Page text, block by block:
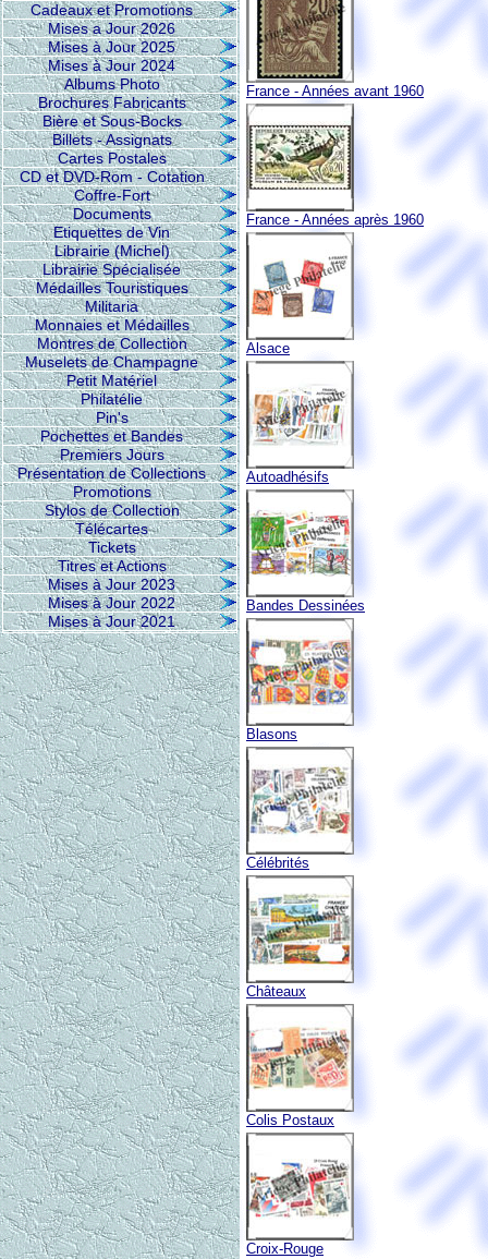
Cadeaux et Promotions
Mises a Jour 2026
Mises à Jour 2025
Mises à Jour 2024
Albums Photo
Brochures Fabricants
Bière et Sous-Bocks
Billets - Assignats
Cartes Postales
CD et DVD-Rom - Cotation
Coffre-Fort
Documents
Etiquettes de Vin
Librairie (Michel)
Librairie Spécialisée
Médailles Touristiques
Militaria
Monnaies et Médailles
Montres de Collection
Muselets de Champagne
Petit Matériel
Philatélie
Pin's
Pochettes et Bandes
Premiers Jours
Présentation de Collections
Promotions
Stylos de Collection
Télécartes
Tickets
Titres et Actions
Mises à Jour 2023
Mises à Jour 2022
Mises à Jour 2021
France - Années avant 1960
France - Années après 1960
Alsace
Autoadhésifs
Bandes Dessinées
Blasons
Célébrités
Châteaux
Colis Postaux
Croix-Rouge